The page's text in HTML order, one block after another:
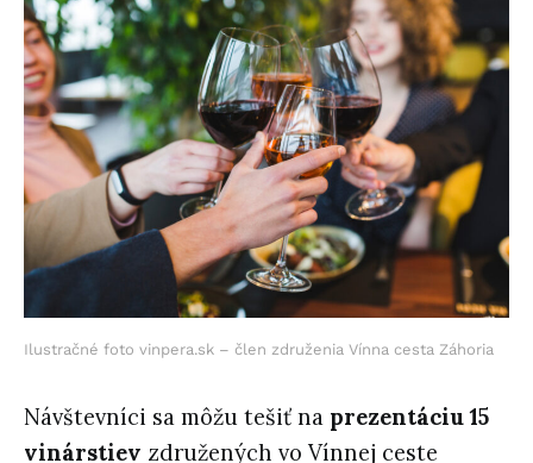
Ilustračné foto vinpera.sk – člen združenia Vínna cesta Záhoria
Návštevníci sa môžu tešiť na prezentáciu 15
vinárstiev združených vo Vínnej ceste